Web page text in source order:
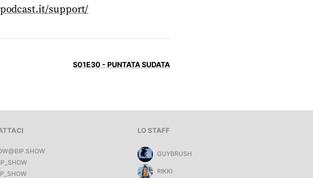
support/
S01E30 - PUNTATA SUDATA
LO STAFF
GUYBRUSH
RIKKI